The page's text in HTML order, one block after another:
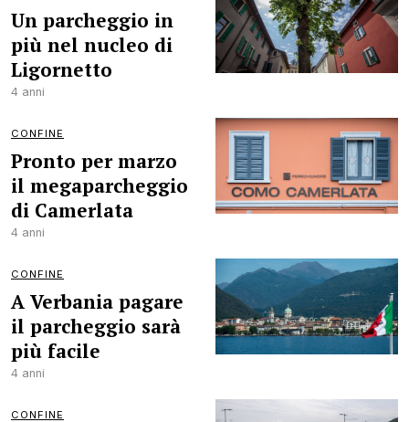
Un parcheggio in
più nel nucleo di
Ligornetto
4 anni
CONFINE
Pronto per marzo
il megaparcheggio
di Camerlata
4 anni
CONFINE
A Verbania pagare
il parcheggio sarà
più facile
4 anni
CONFINE